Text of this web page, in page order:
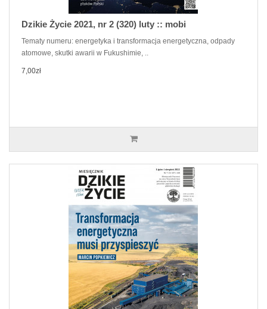
Dzikie Życie 2021, nr 2 (320) luty :: mobi
Tematy numeru: energetyka i transformacja energetyczna, odpady
atomowe, skutki awarii w Fukushimie, ..
7,00zł